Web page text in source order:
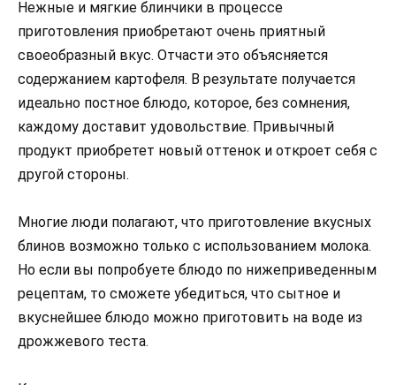
Нежные и мягкие блинчики в процессе
приготовления приобретают очень приятный
своеобразный вкус. Отчасти это объясняется
содержанием картофеля. В результате получается
идеально постное блюдо, которое, без сомнения,
каждому доставит удовольствие. Привычный
продукт приобретет новый оттенок и откроет себя с
другой стороны.
Многие люди полагают, что приготовление вкусных
блинов возможно только с использованием молока.
Но если вы попробуете блюдо по нижеприведенным
рецептам, то сможете убедиться, что сытное и
вкуснейшее блюдо можно приготовить на воде из
дрожжевого теста.